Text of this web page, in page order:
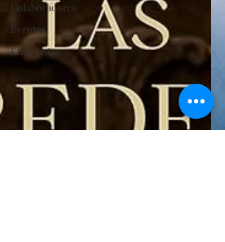
Colaboradores
Eventos
Entrevistas